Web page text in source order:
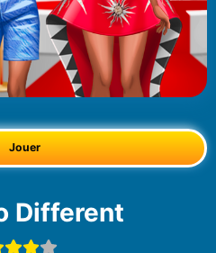
Jouer
Different